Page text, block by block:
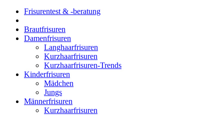
Frisurentest & -beratung
Brautfrisuren
Damenfrisuren
Langhaarfrisuren
Kurzhaarfrisuren
Kurzhaarfrisuren-Trends
Kinderfrisuren
Mädchen
Jungs
Männerfrisuren
Kurzhaarfrisuren